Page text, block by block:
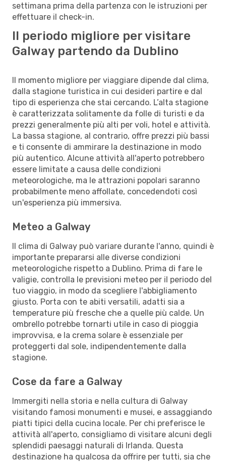
settimana prima della partenza con le istruzioni per
effettuare il check-in.
Il periodo migliore per visitare
Galway partendo da Dublino
Il momento migliore per viaggiare dipende dal clima,
dalla stagione turistica in cui desideri partire e dal
tipo di esperienza che stai cercando. L’alta stagione
è caratterizzata solitamente da folle di turisti e da
prezzi generalmente più alti per voli, hotel e attività.
La bassa stagione, al contrario, offre prezzi più bassi
e ti consente di ammirare la destinazione in modo
più autentico. Alcune attività all'aperto potrebbero
essere limitate a causa delle condizioni
meteorologiche, ma le attrazioni popolari saranno
probabilmente meno affollate, concedendoti così
un'esperienza più immersiva.
Meteo a Galway
Il clima di Galway può variare durante l'anno, quindi è
importante prepararsi alle diverse condizioni
meteorologiche rispetto a Dublino. Prima di fare le
valigie, controlla le previsioni meteo per il periodo del
tuo viaggio, in modo da scegliere l'abbigliamento
giusto. Porta con te abiti versatili, adatti sia a
temperature più fresche che a quelle più calde. Un
ombrello potrebbe tornarti utile in caso di pioggia
improvvisa, e la crema solare è essenziale per
proteggerti dal sole, indipendentemente dalla
stagione.
Cose da fare a Galway
Immergiti nella storia e nella cultura di Galway
visitando famosi monumenti e musei, e assaggiando
piatti tipici della cucina locale. Per chi preferisce le
attività all'aperto, consigliamo di visitare alcuni degli
splendidi paesaggi naturali di Irlanda. Questa
destinazione ha qualcosa da offrire per tutti, sia che